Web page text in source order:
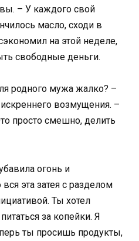
– У каждого свой
масло, сходи в
на этой неделе,
свободные деньги.
родного мужа жалко? –
возмущения. –
просто смешно, делить
огонь и
эта затея с разделом
Ты хотел
за копейки. Я
ты просишь продукты,